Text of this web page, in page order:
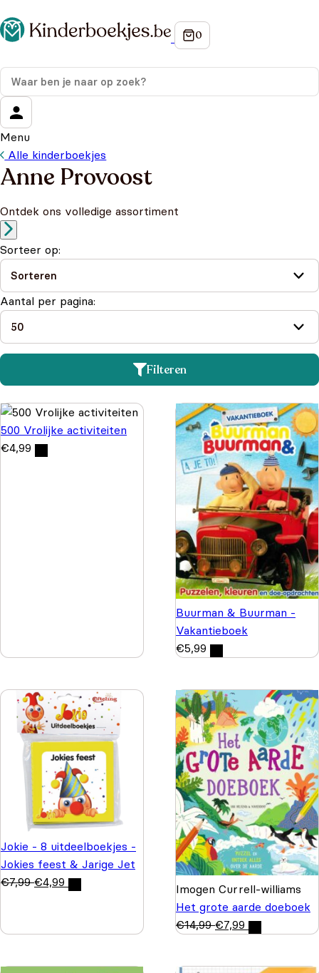
Menu
Alle kinderboekjes
Anne Provoost
Ontdek ons volledige assortiment
Sorteer op:
Aantal per pagina:
Filteren
500 Vrolijke activiteiten
€4,99
Buurman & Buurman -
Vakantieboek
€5,99
Jokie - 8 uitdeelboekjes -
Jokies feest & Jarige Jet
€7,99 €4,99
Imogen Currell-williams
Het grote aarde doeboek
€14,99 €7,99